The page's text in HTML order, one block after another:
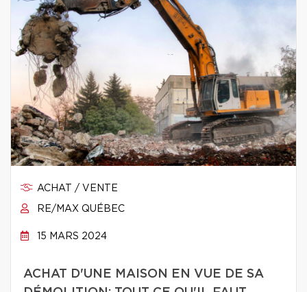
ACHAT / VENTE
RE/MAX QUÉBEC
15 MARS 2024
ACHAT D'UNE MAISON EN VUE DE SA